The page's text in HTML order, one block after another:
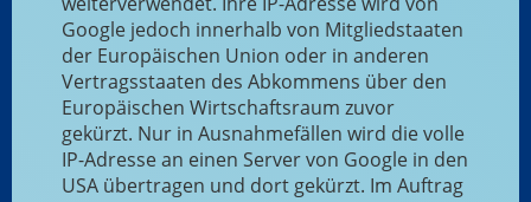
Google jedoch innerhalb von Mitgliedstaaten
der Europäischen Union oder in anderen
Vertragsstaaten des Abkommens über den
Europäischen Wirtschaftsraum zuvor
gekürzt. Nur in Ausnahmefällen wird die volle
IP-Adresse an einen Server von Google in den
USA übertragen und dort gekürzt. Im Auftrag